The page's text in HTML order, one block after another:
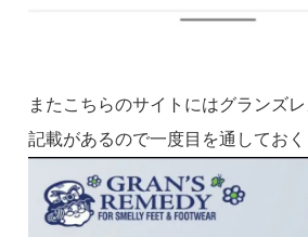
またこちらのサイトにはグランズ
記載があるので一度目を通しておく